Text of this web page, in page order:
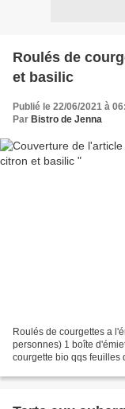
Roulés de
et basilic
Publié le 22/06/2021 à
Par Bistro de Jenna
Roulés de courgettes a
personnes) 1 boîte
courgette bio qqs feuilles